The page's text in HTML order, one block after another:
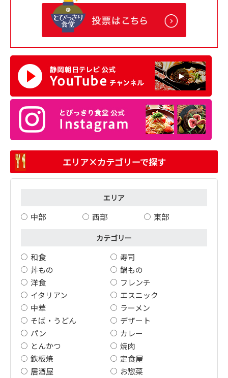
エリア×カテゴリーで探す
エリア
中部 西部 東部
カテゴリー
和食
寿司
丼もの
鍋もの
洋食
フレンチ
イタリアン
エスニック
中華
ラーメン
そば・うどん
デザート
パン
カレー
とんかつ
焼肉
鉄板焼
定食屋
居酒屋
お惣菜